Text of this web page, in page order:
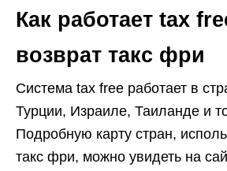
Как работает tax
возврат такс фри
Система tax free работает в
Турции, Израиле, Таиланде и
Подробную карту стран,
такс фри, можно увидеть на